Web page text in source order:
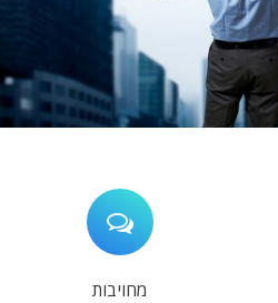
ציבור רונן הלל
מחויבות